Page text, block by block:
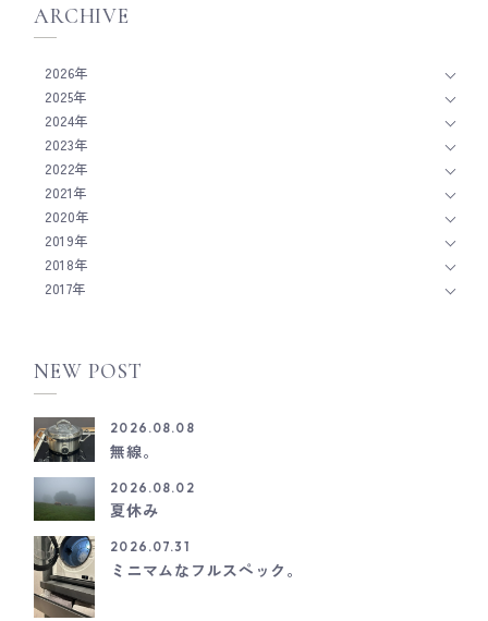
ARCHIVE
2026年
2025年
2024年
2023年
2022年
2021年
2020年
2019年
2018年
2017年
NEW POST
2026.08.08
無線。
2026.08.02
夏休み
2026.07.31
ミニマムなフルスペック。